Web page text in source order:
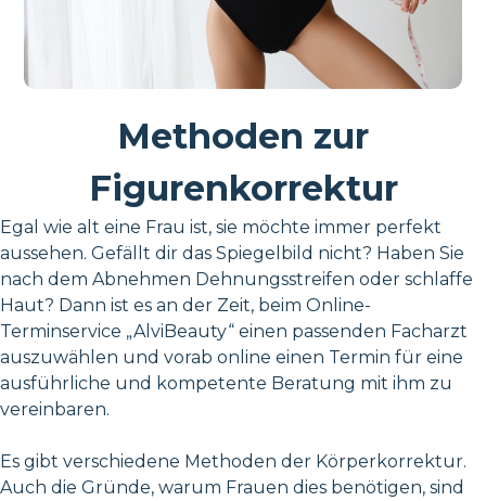
Methoden zur
Figurenkorrektur
Egal wie alt eine Frau ist, sie möchte immer perfekt
aussehen. Gefällt dir das Spiegelbild nicht? Haben Sie
nach dem Abnehmen Dehnungsstreifen oder schlaffe
Haut? Dann ist es an der Zeit, beim Online-
Terminservice „AlviBeauty“ einen passenden Facharzt
auszuwählen und vorab online einen Termin für eine
ausführliche und kompetente Beratung mit ihm zu
vereinbaren.
Es gibt verschiedene Methoden der Körperkorrektur.
Auch die Gründe, warum Frauen dies benötigen, sind